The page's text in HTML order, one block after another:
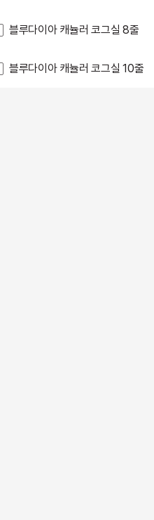
블루다이아 캐뉼러 코그실 8줄
블루다이아 캐뉼러 코그실 10줄